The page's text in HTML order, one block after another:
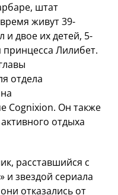
штат
живут 39-
и двое их детей, 5-
Лилибет.
отдела
Cognixion. Он также
отдыха
расставшийся с
и звездой сериала
отказались от